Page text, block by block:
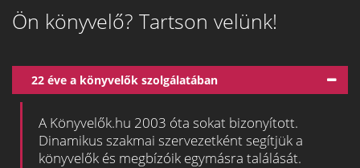
Ön könyvelő? Tartson velünk!
22 éve a könyvelők szolgálatában
A Könyvelők.hu 2003 óta sokat bizonyított.
Dinamikus szakmai szervezetként segítjük a
könyvelők és megbízóik egymásra találását.